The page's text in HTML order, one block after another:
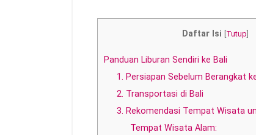
Daftar Isi Tutup
Panduan Liburan Sendiri ke Bali
1. Persiapan Sebelum Berangkat
2. Transportasi di Bali
3. Rekomendasi Tempat Wisata
Tempat Wisata Alam: